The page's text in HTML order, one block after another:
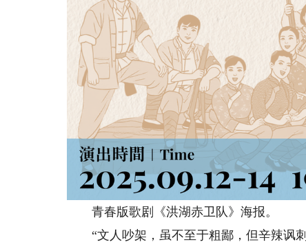
青春版歌剧《洪湖赤卫队》海报。
“文人吵架，虽不至于粗鄙，但辛辣讽刺